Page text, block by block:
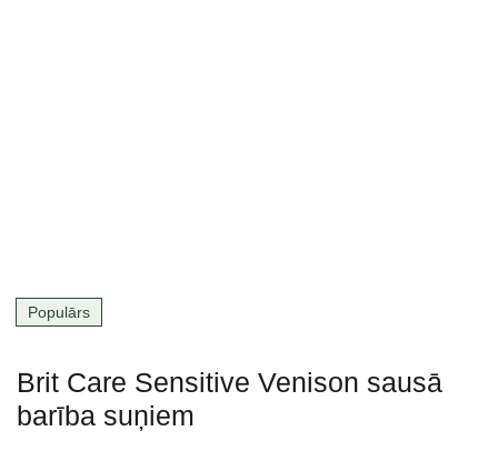
Populārs
Brit Care Sensitive Venison sausā
barība suņiem